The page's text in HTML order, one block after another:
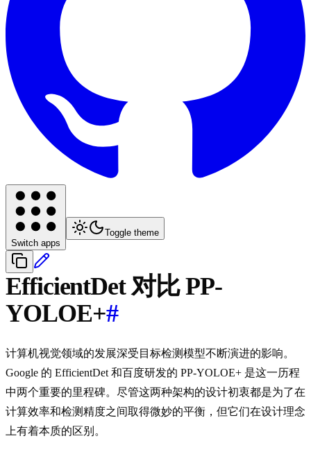
Switch apps
Toggle theme
EfficientDet 对比 PP-
YOLOE+#
计算机视觉领域的发展深受目标检测模型不断演进的影响。
Google 的 EfficientDet 和百度研发的 PP-YOLOE+ 是这一历程
中两个重要的里程碑。尽管这两种架构的设计初衷都是为了在
计算效率和检测精度之间取得微妙的平衡，但它们在设计理念
上有着本质的区别。